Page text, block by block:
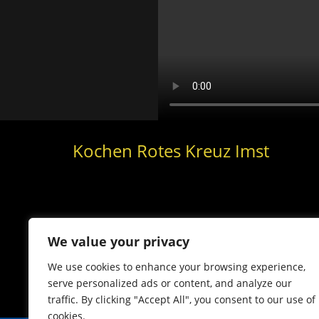
We value your privacy
We use cookies to enhance your browsing experience,
serve personalized ads or content, and analyze our
traffic. By clicking "Accept All", you consent to our use of
cookies.
Kochen Rotes Kreuz Imst